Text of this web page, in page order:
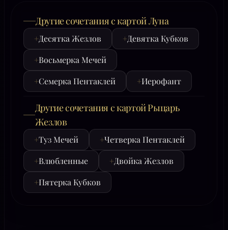
Другие сочетания с картой Луна
+Десятка Жезлов +Девятка Кубков
+Восьмерка Мечей
+Семерка Пентаклей +Иерофант
Другие сочетания с картой Рыцарь
Жезлов
+Туз Мечей +Четверка Пентаклей
+Влюбленные +Двойка Жезлов
+Пятерка Кубков